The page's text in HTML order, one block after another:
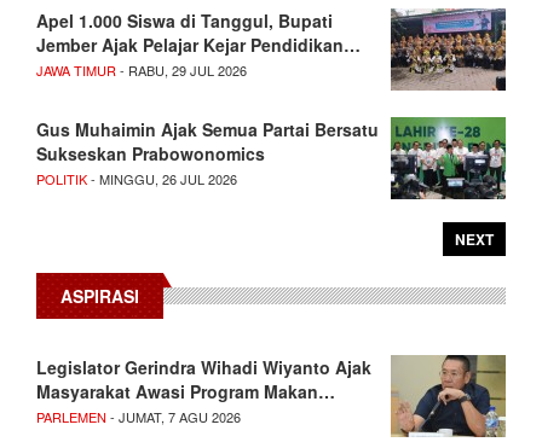
Apel 1.000 Siswa di Tanggul, Bupati
Jember Ajak Pelajar Kejar Pendidikan…
JAWA TIMUR - RABU, 29 JUL 2026
Gus Muhaimin Ajak Semua Partai Bersatu
Sukseskan Prabowonomics
POLITIK- MINGGU, 26 JUL 2026
NEXT
ASPIRASI
Legislator Gerindra Wihadi Wiyanto Ajak
Masyarakat Awasi Program Makan…
PARLEMEN - JUMAT, 7 AGU 2026